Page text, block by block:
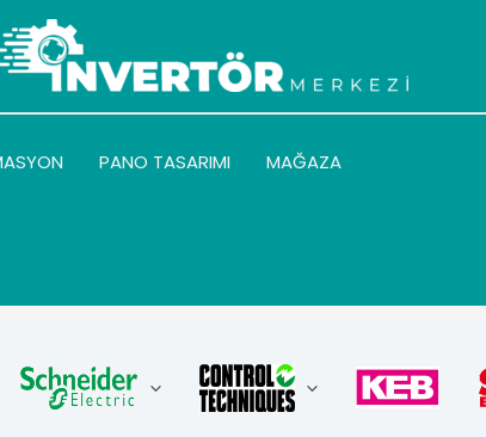
PANO TASARIMI MAĞAZA